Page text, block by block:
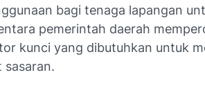
bagi tenaga lapangan
pemerintah daerah
kunci yang dibutuhkan untuk
sasaran.